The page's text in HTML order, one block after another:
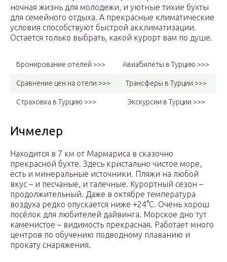
ночная жизнь для молодежи, и уютные тихие бухты
для семейного отдыха. А прекрасные климатические
условия способствуют быстрой акклиматизации.
Остается только выбрать, какой курорт вам по душе.
Бронирование отелей >>> Авиабилеты в Турцию >>>
Сравнение цен на отели >>> Трансферы в Турции >>>
Страховка в Турцию >>> Экскурсии в Турции >>>
Ичмелер
Находится в 7 км от Мармариса в сказочно
прекрасной бухте. Здесь кристально чистое море,
есть и минеральные источники. Пляжи на любой
вкус – и песчаные, и галечные. Курортный сезон –
продолжительный. Даже в октябре температура
воздуха редко опускается ниже +24°С. Очень хорош
посёлок для любителей дайвинга. Морское дно тут
каменистое – видимость прекрасная. Работает много
центров по обучению подводному плаванию и
прокату снаряжения.